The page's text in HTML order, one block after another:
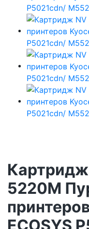
5220M